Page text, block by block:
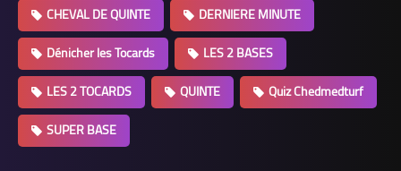
CHEVAL DE QUINTE
DERNIERE MINUTE
Dénicher les Tocards
LES 2 BASES
LES 2 TOCARDS
QUINTE
Quiz Chedmedturf
SUPER BASE